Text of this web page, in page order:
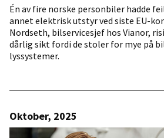
Én av fire norske personbiler hadde
annet elektrisk utstyr ved siste EU-
Nordseth, bilservicesjef hos Vianor,
dårlig sikt fordi de stoler for mye på
lyssystemer.
Oktober, 2025